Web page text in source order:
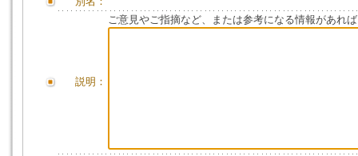
説明：
ご意見やご指摘など、または参考になる情報があれ